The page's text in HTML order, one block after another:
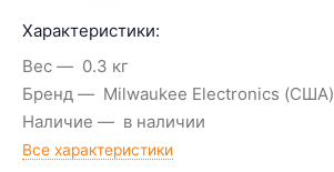
Характеристики:
Вес
0.3 кг
Бренд
Milwaukee Electronics (США)
Наличие
в наличии
Все характеристики